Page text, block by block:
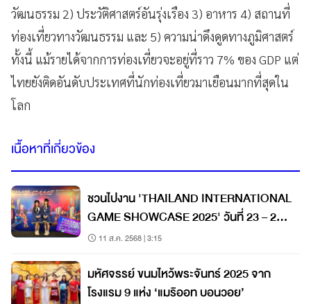
วัฒนธรรม 2) ประวัติศาสตร์อันรุ่งเรือง 3) อาหาร 4) สถานที่
ท่องเที่ยวทางวัฒนธรรม และ 5) ความน่าดึงดูดทางภูมิศาสตร์
ทั้งนี้ แม้รายได้จากการท่องเที่ยวจะอยู่ที่ราว 7% ของ GDP แต่
ไทยยังติดอันดับประเทศที่นักท่องเที่ยวมาเยือนมากที่สุดใน
โลก
เนื้อหาที่เกี่ยวข้อง
ชวนไปงาน 'THAILAND INTERNATIONAL
GAME SHOWCASE 2025' วันที่ 23 – 24
ส.ค. 68
11 ส.ค. 2568 | 3:15
มหัศจรรย์ ขนมไหว้พระจันทร์ 2025 จาก
โรงแรม 9 แห่ง ‘แมริออท บอนวอย’